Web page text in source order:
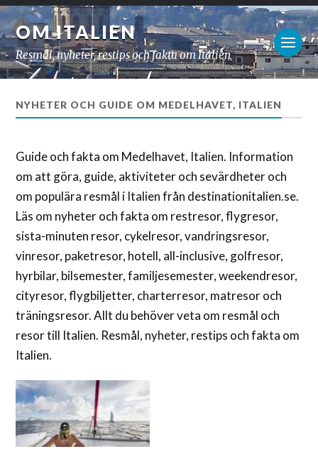
OM ITALIEN
Resmål, nyheter, restips och fakta om Italien
NYHETER OCH GUIDE OM MEDELHAVET, ITALIEN
Guide och fakta om Medelhavet, Italien. Information
om att göra, guide, aktiviteter och sevärdheter och
om populära resmål i Italien från destinationitalien.se.
Läs om nyheter och fakta om restresor, flygresor,
sista-minuten resor, cykelresor, vandringsresor,
vinresor, paketresor, hotell, all-inclusive, golfresor,
hyrbilar, bilsemester, familjesemester, weekendresor,
cityresor, flygbiljetter, charterresor, matresor och
träningsresor. Allt du behöver veta om resmål och
resor till Italien. Resmål, nyheter, restips och fakta om
Italien.